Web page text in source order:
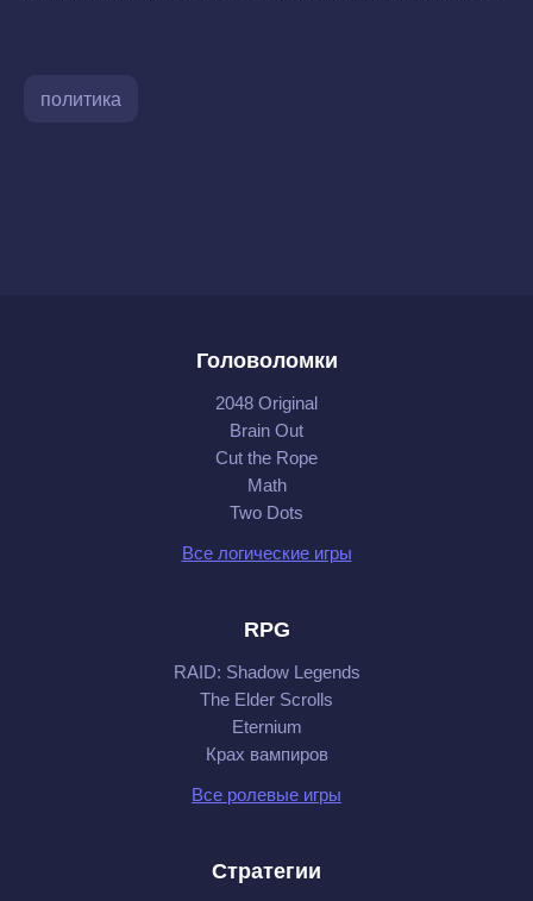
политика
Головоломки
2048 Original
Brain Out
Cut the Rope
Math
Two Dots
Все логические игры
RPG
RAID: Shadow Legends
The Elder Scrolls
Eternium
Крах вампиров
Все ролевые игры
Стратегии